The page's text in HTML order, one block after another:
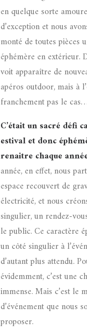
en quelque sorte
d’exception et nous
monté de toutes pièces
éphémère en extérieur.
voit apparaître de
apéros outdoor, mais à
franchement pas le
C’était un sacré défi
estival et donc
renaitre chaque
année, en effet, nous
espace recouvert de
électricité, et nous
singulier, un rendez-
le public. Ce caractère
un côté singulier à
d’autant plus attendu.
évidemment, c’est une
immense. Mais c’est le
d’événement que nous
proposer.